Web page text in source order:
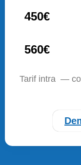
450€
560€
Tarif intra —